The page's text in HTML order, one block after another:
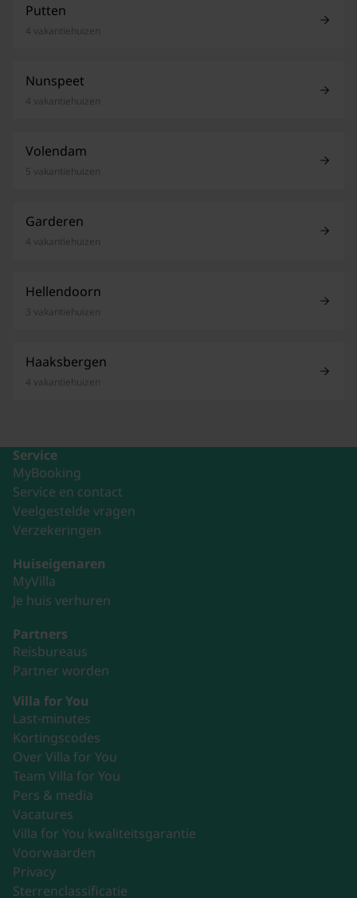
Putten
4 vakantiehuizen
Nunspeet
4 vakantiehuizen
Volendam
5 vakantiehuizen
Garderen
4 vakantiehuizen
Hellendoorn
3 vakantiehuizen
Haaksbergen
4 vakantiehuizen
Service
MyBooking
Service en contact
Veelgestelde vragen
Verzekeringen
Huiseigenaren
MyVilla
Je huis verhuren
Partners
Reisbureaus
Partner worden
Villa for You
Last-minutes
Kortingscodes
Over Villa for You
Team Villa for You
Pers & media
Vacatures
Villa for You kwaliteitsgarantie
Voorwaarden
Privacy
Sterrenclassificatie